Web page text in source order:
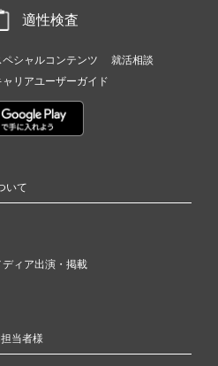
適性検査
ペシャルコンテンツ
就活相談
ャリアユーザーガイド
いて
ディア出演・掲載
当者様